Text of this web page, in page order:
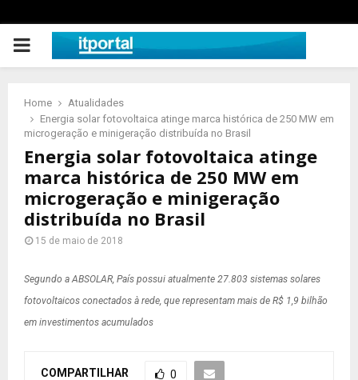
PRIMARY
Home
Atualidades
Energia solar fotovoltaica atinge marca histórica de 250 MW em
microgeração e minigeração distribuída no Brasil
Energia solar fotovoltaica atinge
marca histórica de 250 MW em
microgeração e minigeração
distribuída no Brasil
15 de maio de 2018
Segundo a ABSOLAR, País possui atualmente 27.803 sistemas solares
fotovoltaicos conectados à rede, que representam mais de R$ 1,9 bilhão
em investimentos acumulados
COMPARTILHAR 0